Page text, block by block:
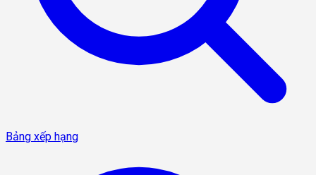
Bảng xếp hạng